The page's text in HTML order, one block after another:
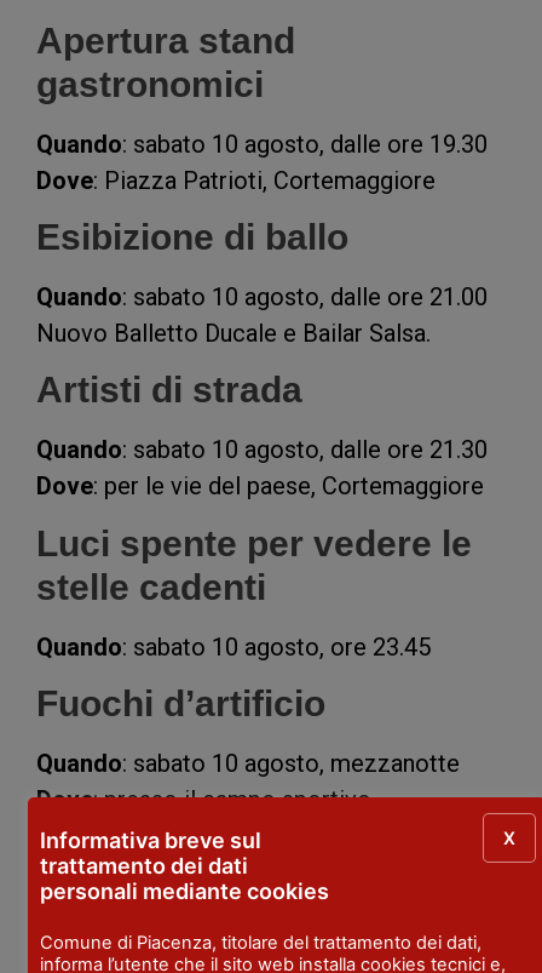
Apertura stand
gastronomici
Quando: sabato 10 agosto, dalle ore 19.30
Dove: Piazza Patrioti, Cortemaggiore
Esibizione di ballo
Quando: sabato 10 agosto, dalle ore 21.00
Nuovo Balletto Ducale e Bailar Salsa.
Artisti di strada
Quando: sabato 10 agosto, dalle ore 21.30
Dove: per le vie del paese, Cortemaggiore
Luci spente per vedere le
stelle cadenti
Quando: sabato 10 agosto, ore 23.45
Fuochi d’artificio
Quando: sabato 10 agosto, mezzanotte
Dove: presso il campo sportivo,
Cortemaggiore
Pastasciuttata
Quando: sabato 10 agosto, ore 00.30
Informativa breve sul
trattamento dei dati
personali mediante cookies
Comune di Piacenza, titolare del trattamento dei dati,
informa l’utente che il sito web installa cookies tecnici e,
X